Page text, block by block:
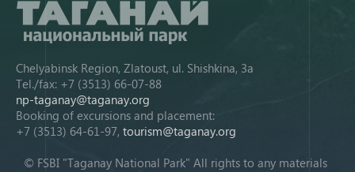
Chelyabinsk Region, Zlatoust, ul. Shishkina, 3a
Tel./fax: +7 (3513) 66-07-88
np-taganay@taganay.org
Booking of excursions and placement:
+7 (3513) 64-61-97, tourism@taganay.org
© FSBI "Taganay National Park" All rights to any materials